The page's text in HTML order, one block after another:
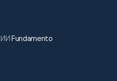
ИИFundamento